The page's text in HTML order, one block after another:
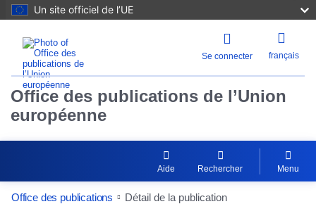
Un site officiel de l’UE
Se connecter français
Office des publications de l’Union
européenne
Aide Rechercher Menu
Office des publications Détail de la publication